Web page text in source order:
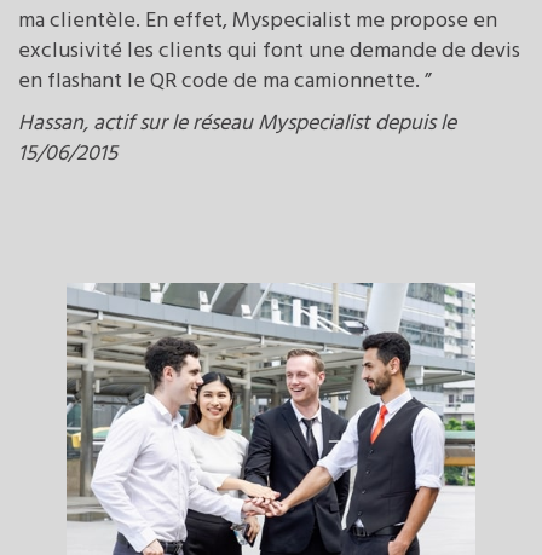
ma clientèle. En effet, Myspecialist me propose en
exclusivité les clients qui font une demande de devis
en flashant le QR code de ma camionnette. ”
Hassan, actif sur le réseau Myspecialist depuis le
15/06/2015